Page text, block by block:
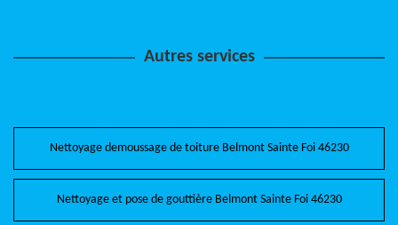
Autres services
Nettoyage demoussage de toiture Belmont Sainte Foi 46230
Nettoyage et pose de gouttière Belmont Sainte Foi 46230